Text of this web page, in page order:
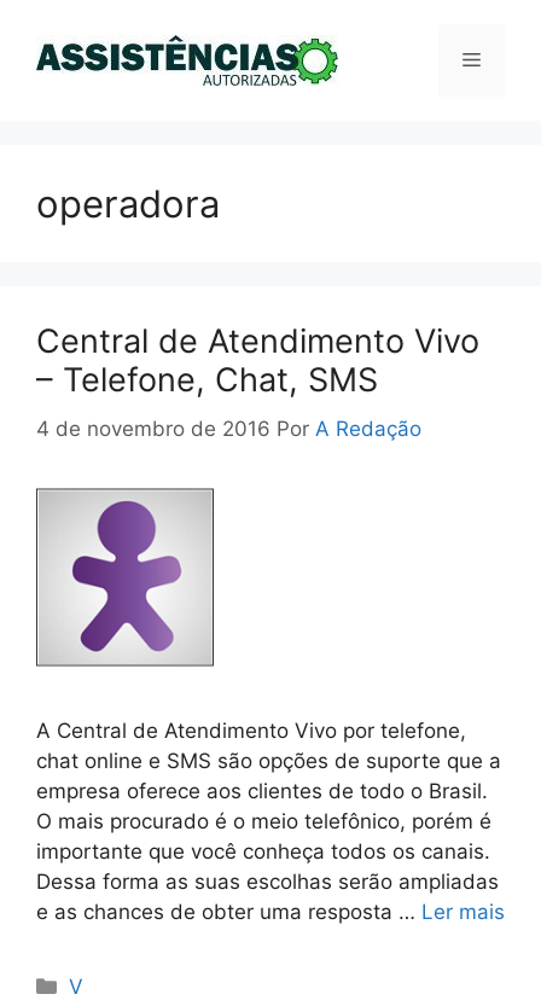
Menu
operadora
Central de Atendimento Vivo
– Telefone, Chat, SMS
4 de novembro de 2016 Por A Redação
A Central de Atendimento Vivo por telefone,
chat online e SMS são opções de suporte que a
empresa oferece aos clientes de todo o Brasil.
O mais procurado é o meio telefônico, porém é
importante que você conheça todos os canais.
Dessa forma as suas escolhas serão ampliadas
e as chances de obter uma resposta … Ler mais
Categorias
V